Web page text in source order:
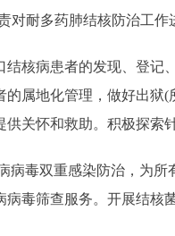
对耐多药肺结核防治工
病患者的发现、登记、
的属地化管理，做好出狱
供关怀和救助。积极探索
毒双重感染防治，为所
病毒筛查服务。开展结核